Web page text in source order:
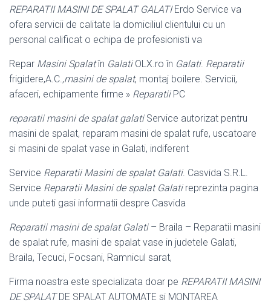
REPARATII MASINI DE SPALAT GALATIErdo Service va
ofera servicii de calitate la domiciliul clientului cu un
personal calificat o echipa de profesionisti va
Repar Masini Spalatîn GalatiOLX.ro în Galati. Reparatii
frigidere,A.C.,masini de spalat, montaj boilere. Servicii,
afaceri, echipamente firme » ReparatiiPC
reparatii masini de spalat galatiService autorizat pentru
masini de spalat, reparam masini de spalat rufe, uscatoare
si masini de spalat vase in Galati, indiferent
Service Reparatii Masini de spalat Galati. Casvida S.R.L.
Service Reparatii Masini de spalat Galatireprezinta pagina
unde puteti gasi informatii despre Casvida
Reparatii masini de spalat Galati– Braila – Reparatii masini
de spalat rufe, masini de spalat vase in judetele Galati,
Braila, Tecuci, Focsani, Ramnicul sarat,
Firma noastra este specializata doar pe REPARATII MASINI
DE SPALATDE SPALAT AUTOMATE si MONTAREA